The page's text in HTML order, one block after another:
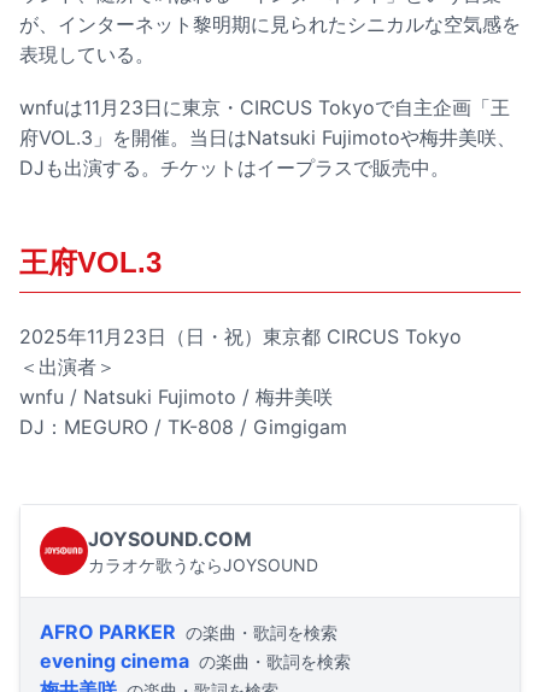
が、インターネット黎明期に見られたシニカルな空気感を
表現している。
wnfuは11月23日に東京・CIRCUS Tokyoで自主企画「王
府VOL.3」を開催。当日はNatsuki Fujimotoや梅井美咲、
DJも出演する。チケットはイープラスで販売中。
王府VOL.3
2025年11月23日（日・祝）東京都 CIRCUS Tokyo
＜出演者＞
wnfu / Natsuki Fujimoto / 梅井美咲
DJ：MEGURO / TK-808 / Gimgigam
JOYSOUND.COM
カラオケ歌うならJOYSOUND
AFRO PARKER の楽曲・歌詞を検索
evening cinema の楽曲・歌詞を検索